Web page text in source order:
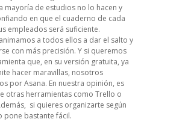
mayoría de estudios no lo hacen y
en que el cuaderno de cada
empleados será suficiente.
a todos ellos a dar el salto y
con más precisión. Y si queremos
que, en su versión gratuita, ya
hacer maravillas, nosotros
por Asana. En nuestra opinión, es
otras herramientas como Trello o
si quieres organizarte según
pone bastante fácil.